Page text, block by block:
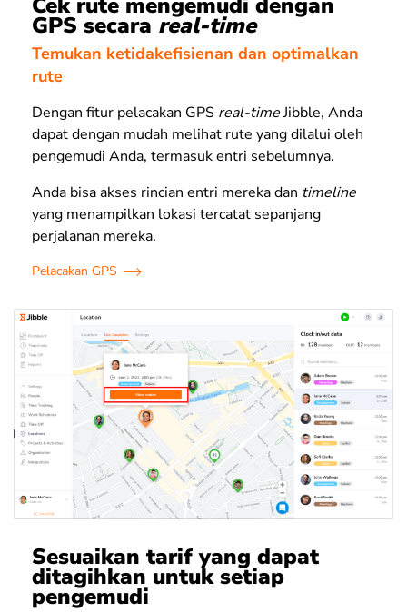
GPS secara real-time
Temukan ketidakefisienan dan optimalkan
rute
Dengan fitur pelacakan GPS real-timeJibble, Anda
dapat dengan mudah melihat rute yang dilalui oleh
pengemudi Anda, termasuk entri sebelumnya.
Anda bisa akses rincian entri mereka dan timeline
yang menampilkan lokasi tercatat sepanjang
perjalanan mereka.
Pelacakan GPS
Sesuaikan tarif yang dapat
ditagihkan untuk setiap
pengemudi